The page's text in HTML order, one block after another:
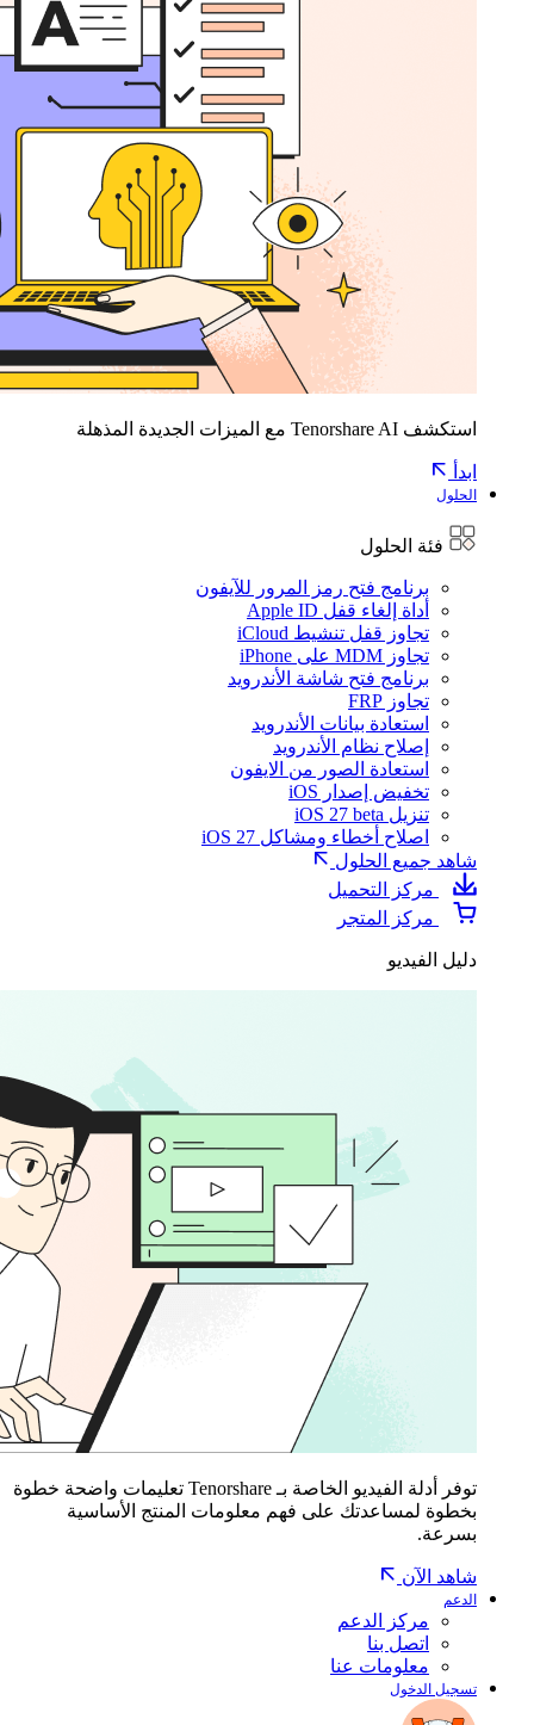
استكشف Tenorshare AI مع الميزات الجديدة المذهلة
ابدأ
الحلول
فئة الحلول
برنامج فتح رمز المرور للآيفون
أداة إلغاء قفل Apple ID
تجاوز قفل تنشيط iCloud
تجاوز MDM على iPhone
برنامج فتح شاشة الأندرويد
تجاوز FRP
استعادة بيانات الأندرويد
إصلاح نظام الأندرويد
استعادة الصور من الايفون
تخفيض إصدار iOS
تنزيل iOS 27 beta
اصلاح أخطاء ومشاكل iOS 27
شاهد جميع الحلول
مركز التحميل
مركز المتجر
دليل الفيديو
توفر أدلة الفيديو الخاصة بـ Tenorshare تعليمات واضحة خطوة
بخطوة لمساعدتك على فهم معلومات المنتج الأساسية
بسرعة.
شاهد الآن
الدعم
مركز الدعم
اتصل بنا
معلومات عنا
تسجيل الدخول